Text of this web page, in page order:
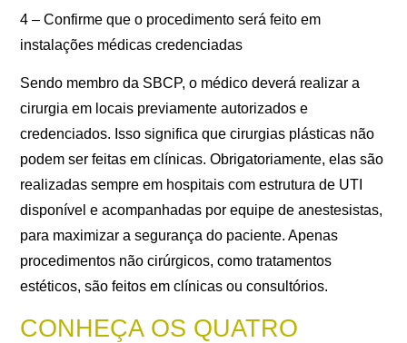
4 – Confirme que o procedimento será feito em
instalações médicas credenciadas
Sendo membro da SBCP, o médico deverá realizar a
cirurgia em locais previamente autorizados e
credenciados. Isso significa que cirurgias plásticas não
podem ser feitas em clínicas. Obrigatoriamente, elas são
realizadas sempre em hospitais com estrutura de UTI
disponível e acompanhadas por equipe de anestesistas,
para maximizar a segurança do paciente. Apenas
procedimentos não cirúrgicos, como tratamentos
estéticos, são feitos em clínicas ou consultórios.
CONHEÇA OS QUATRO